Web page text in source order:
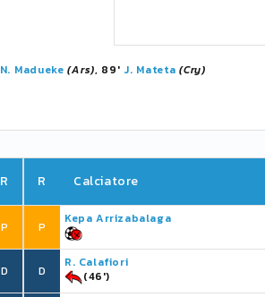
N. Madueke (Ars), 89' J. Mateta (Cry)
R
P
D
R Calciatore
P
Kepa Arrizabalaga
D
R. Calafiori
(46')